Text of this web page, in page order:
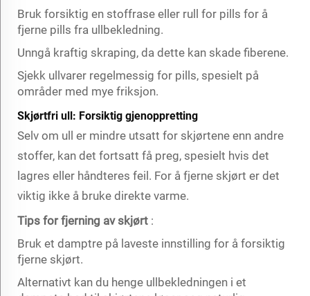
Bruk forsiktig en stoffrase eller rull for pills for å
fjerne pills fra ullbekledning.
Unngå kraftig skraping, da dette kan skade fiberene.
Sjekk ullvarer regelmessig for pills, spesielt på
områder med mye friksjon.
Skjørtfri ull: Forsiktig gjenoppretting
Selv om ull er mindre utsatt for skjørtene enn andre
stoffer, kan det fortsatt få preg, spesielt hvis det
lagres eller håndteres feil. For å fjerne skjørt er det
viktig ikke å bruke direkte varme.
Tips for fjerning av skjørt :
Bruk et damptre på laveste innstilling for å forsiktig
fjerne skjørt.
Alternativt kan du henge ullbekledningen i et